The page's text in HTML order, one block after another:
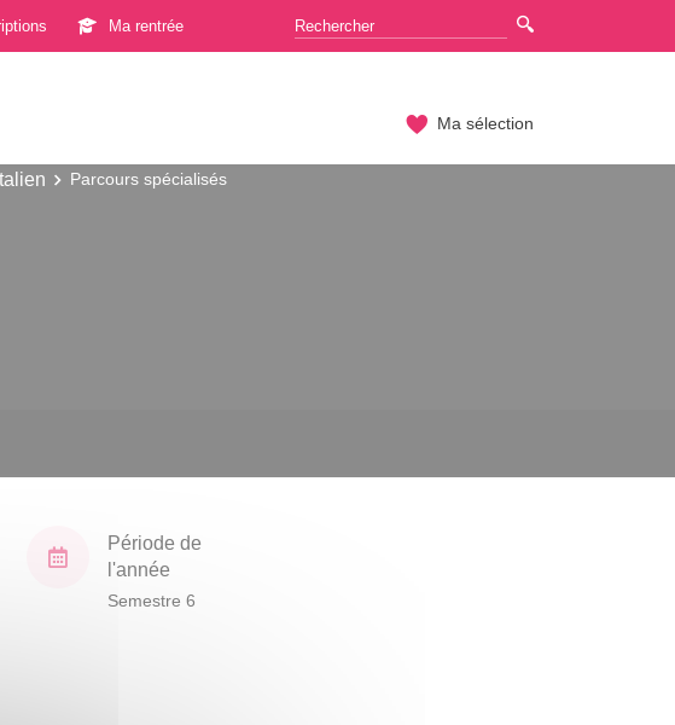
Ma rentrée
Ma sélection
Parcours spécialisés
Période de
l'année
Semestre 6